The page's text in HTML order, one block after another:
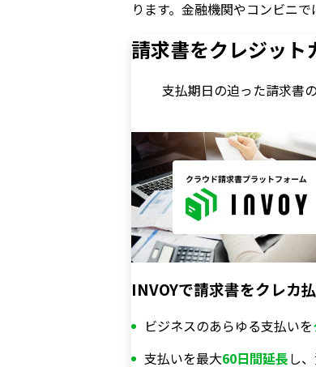
ります。金融機関やコンビニ
請求書をクレジット
支払期日の迫った請求書
INVOYで請求書をクレカ
ビジネスのあらゆる支払いを
支払いを最大60日間延長し